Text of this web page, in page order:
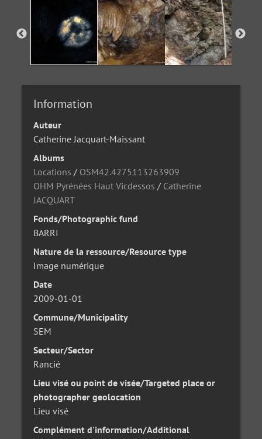
Information
Auteur
Catherine Jacquart-Maissant
Albums
Locations / OSM42.4275113263909
OHM Pyrénées Haut Vicdessos / Catherine
JACQUART
Fonds/Photographic fund
BARRI
Nature de la ressource/Resource type
Image numérique
Date
2009-01-01
Commune/Municipality
SEM
Secteur/Sector
Rancié
Lieu visé ou point de visée/Targeted place or
photographer geolocation
Lieu visé
Complément d'information/Additional